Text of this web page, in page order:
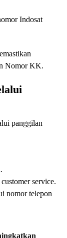
Indosat
Nomor KK.
panggilan
service.
nomor telepon